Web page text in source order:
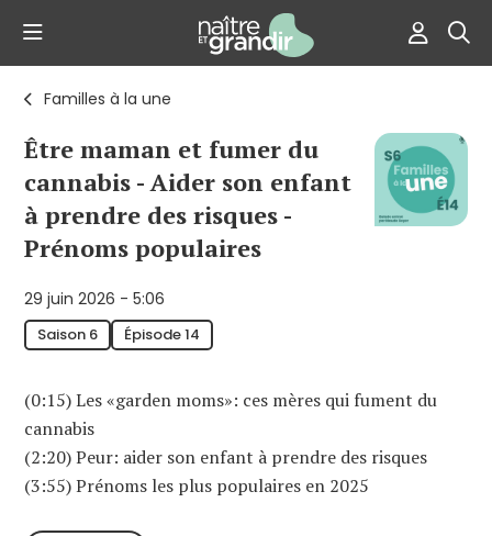
Familles à la une
Être maman et fumer du
cannabis - Aider son enfant
à prendre des risques -
Prénoms populaires
29 juin 2026 - 5:06
Saison 6 Épisode 14
(0:15) Les «garden moms»: ces mères qui fument du
cannabis
(2:20) Peur: aider son enfant à prendre des risques
(3:55) Prénoms les plus populaires en 2025